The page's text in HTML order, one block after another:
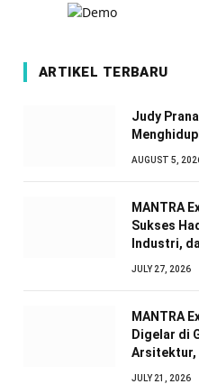
ARTIKEL TERBARU
Judy
AUGUST 5,
MANTRA
Sukses
Industri,
JULY 27, 2026
MANTRA
Digelar di
Arsitektur,
JULY 21, 2026